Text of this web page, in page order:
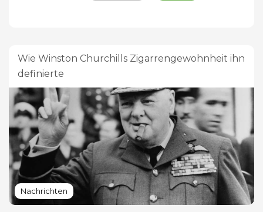
Wie Winston Churchills Zigarrengewohnheit ihn
definierte
Nachrichten